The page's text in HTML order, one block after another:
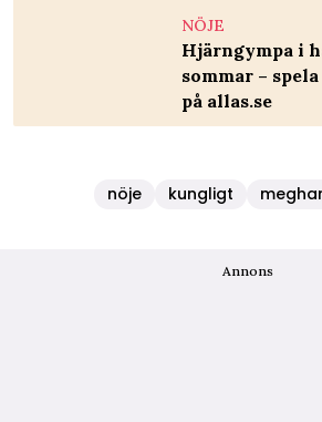
NÖJE
Hjärngympa i
sommar –
på allas.se
nöje kungligt
Annons